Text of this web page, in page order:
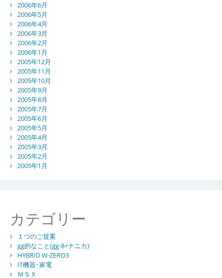
2006年6月
2006年5月
2006年4月
2006年3月
2006年2月
2006年1月
2005年12月
2005年11月
2005年10月
2005年9月
2005年8月
2005年7月
2005年6月
2005年5月
2005年4月
2005年3月
2005年2月
2005年1月
カテゴリー
１つのご提案
gg的なこと(gg-8+ナニカ)
HYBRID W-ZERO3
IT機器･家電
ＭＳＸ